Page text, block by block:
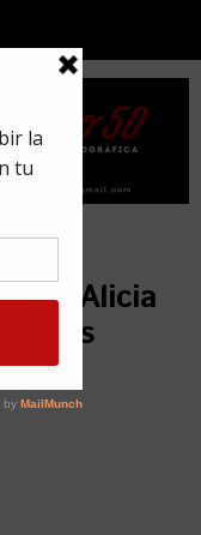
de Alicia